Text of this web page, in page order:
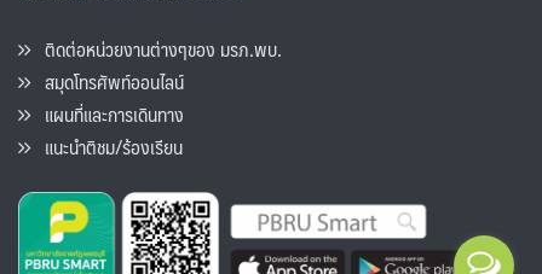
ติดต่อหน่วยงานต่างๆของ มรภ.พบ.
สมุดโทรศัพท์ออนไลน์
แผนที่และการเดินทาง
แนะนำติชม/ร้องเรียน